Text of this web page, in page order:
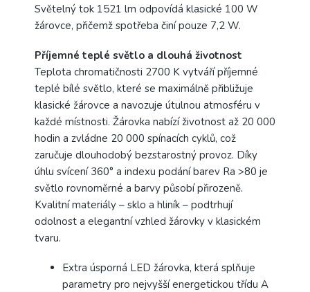
Světelný tok 1521 lm odpovídá klasické 100 W
žárovce, přičemž spotřeba činí pouze 7,2 W.
Příjemné teplé světlo a dlouhá životnost
Teplota chromatičnosti 2700 K vytváří příjemné
teplé bílé světlo, které se maximálně přibližuje
klasické žárovce a navozuje útulnou atmosféru v
každé místnosti. Žárovka nabízí životnost až 20 000
hodin a zvládne 20 000 spínacích cyklů, což
zaručuje dlouhodobý bezstarostný provoz. Díky
úhlu svícení 360° a indexu podání barev Ra >80 je
světlo rovnoměrné a barvy působí přirozeně.
Kvalitní materiály – sklo a hliník – podtrhují
odolnost a elegantní vzhled žárovky v klasickém
tvaru.
Extra úsporná LED žárovka, která splňuje
parametry pro nejvyšší energetickou třídu A